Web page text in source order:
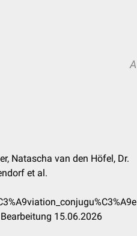
A
Natascha van den Höfel, Dr.
et al.
15.06.2026